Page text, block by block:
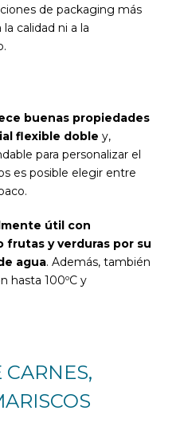
de packaging más
calidad ni a la
buenas propiedades
flexible dobley,
para personalizar el
es posible elegir entre
útil con
frutas y verduras por su
agua. Además, también
hasta 100ºC y